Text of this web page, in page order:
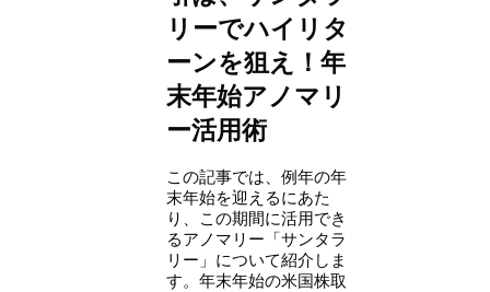
リーでハイリタ
ーンを狙え！年
末年始アノマリ
ー活用術
この記事では、例年の年
末年始を迎えるにあた
り、この期間に活用でき
るアノマリー「サンタラ
リー」について紹介しま
す。年末年始の米国株取